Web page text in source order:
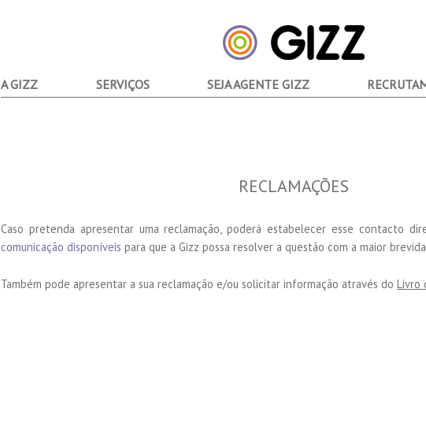
A GIZZ SERVIÇOS SEJA AGENTE GIZZ
RECLAMAÇÕES
Caso pretenda apresentar uma reclamação, poderá estabelecer esse contacto
comunicação disponíveis para que a Gizz possa resolver a questão com a maior
Também pode apresentar a sua reclamação e/ou solicitar informação através doLivro